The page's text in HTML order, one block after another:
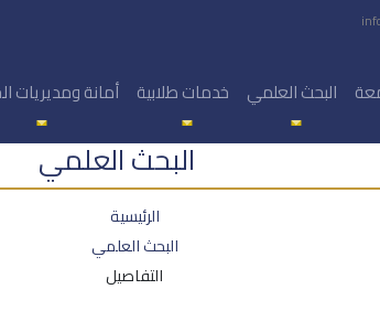
البحث العلمي خدمات طلابية أمانة ومديريات
البحث العلمي
الرئيسية
البحث العلمي
التفاصيل